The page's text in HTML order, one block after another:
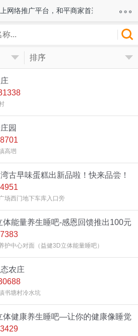
网络推广平台，和平商家首选！
排序
园
高垇
古早味蛋糕出新品啦！快来品尝！
！！！
场西门地下车库入口旁
体能量养生睡吧-感恩回馈推出100元
动！
护中心对面（益健3D立体能量睡吧）
农庄
书塘村冷水坑
体健康养生睡吧—让你的健康像睡觉